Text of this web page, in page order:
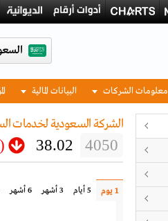
معلومات الشركات البيانات المالية
الشركة السعودية لخدمات
4050
38.02
(1.20)
1 يوم 5 أيام 3 أشهر 6 أشهر